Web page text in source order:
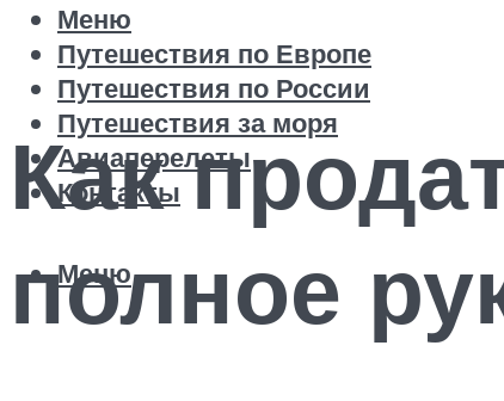
Путешествия по Европе
Путешествия по России
Путешествия за моря
Авиаперелеты
Контакты
Меню
Меню
Как
полное